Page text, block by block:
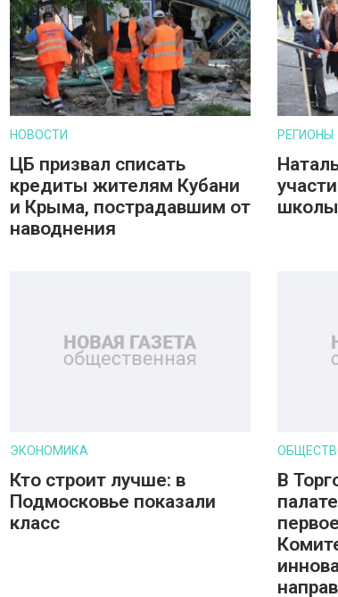
НОВОСТИ
ЦБ призвал списать
кредиты жителям Кубани
и Крыма, пострадавшим от
наводнения
РЕГИОНЫ
школы
ЭКОНОМИКА
Кто строит лучше: в
Подмосковье показали
класс
В